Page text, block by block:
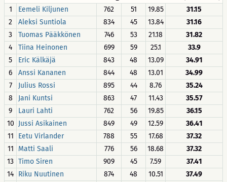
1
Eemeli Kiljunen 762 51 19.85
31.15
2
Aleksi Suntiola 834 45 13.84
31.16
3
Tuomas Pääkkönen 746 53 21.18
31.82
4
Tiina Heinonen 699 59 25.1
33.9
5
Eric Kälkäjä 843 48 13.09
34.91
6
Anssi Kananen 844 48 13.01
34.99
7
Julius Rossi 895 44 8.76
35.24
8
Jani Kuntsi 863 47 11.43
35.57
9
Lauri Lahti 762 56 19.85
36.15
10 Jussi Asikainen 849 49 12.59
36.41
11
Eetu Virlander 788 55 17.68
37.32
11
Matti Saali 776 56 18.68
37.32
13 Timo Siren 909 45 7.59
37.41
14 Riku Nuutinen 874 48 10.51
37.49